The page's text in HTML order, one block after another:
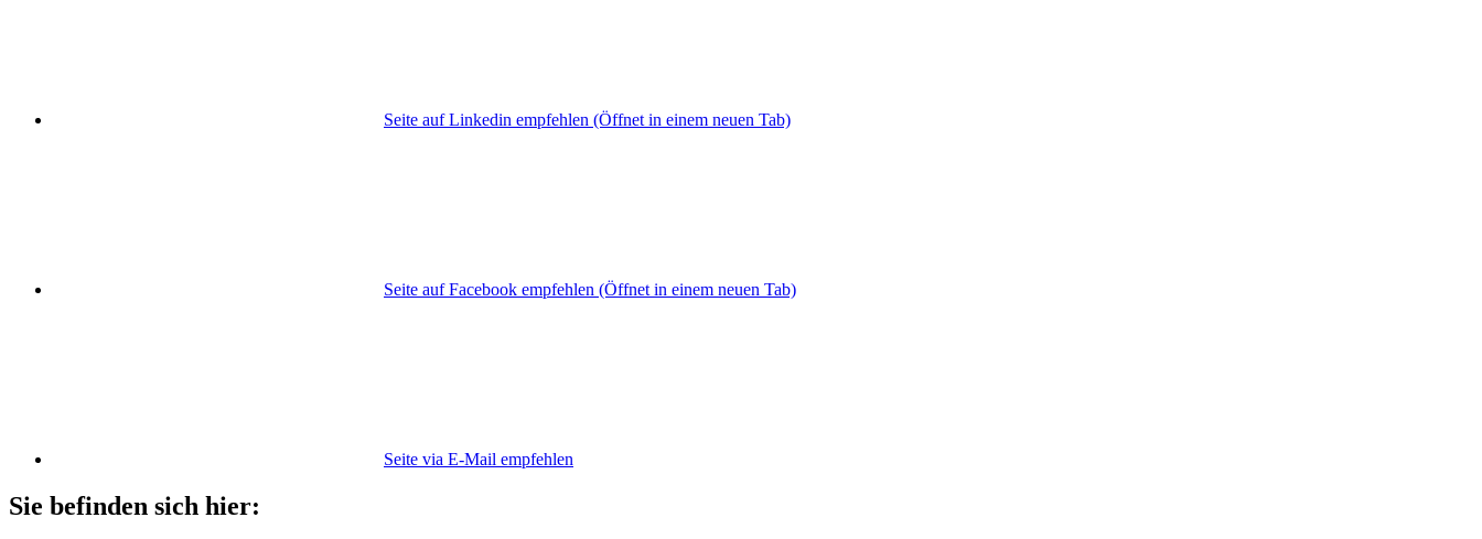
Seite auf Linkedin empfehlen (Öffnet in einem neuen Tab)
Seite auf Facebook empfehlen (Öffnet in einem neuen Tab)
Seite via E-Mail empfehlen
Sie befinden sich hier: